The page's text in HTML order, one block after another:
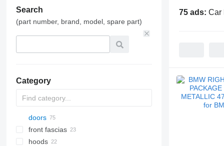
Search
(part number, brand, model, spare part)
Category
doors
front fascias
hoods
75 ads: Car